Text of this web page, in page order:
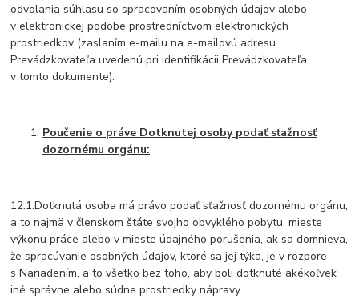
odvolania súhlasu so spracovaním osobných údajov alebo
v elektronickej podobe prostredníctvom elektronických
prostriedkov (zaslaním e-mailu na e-mailovú adresu
Prevádzkovateľa uvedenú pri identifikácii Prevádzkovateľa
v tomto dokumente).
Poučenie o práve Dotknutej osoby podať sťažnosť
dozornému orgánu:
12.1.Dotknutá osoba má právo podať sťažnosť dozornému orgánu,
a to najmä v členskom štáte svojho obvyklého pobytu, mieste
výkonu práce alebo v mieste údajného porušenia, ak sa domnieva,
že spracúvanie osobných údajov, ktoré sa jej týka, je v rozpore
s Nariadením, a to všetko bez toho, aby boli dotknuté akékoľvek
iné správne alebo súdne prostriedky nápravy.